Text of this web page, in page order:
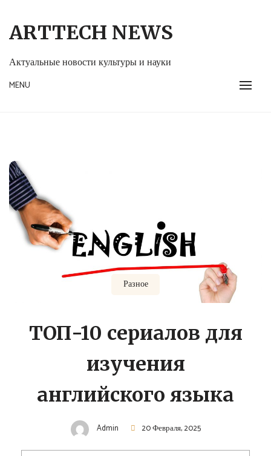
content
ARTTECH NEWS
Актуальные новости культуры и науки
MENU
Разное
ТОП-10 сериалов для
изучения
английского языка
Admin 20 Февраля, 2025